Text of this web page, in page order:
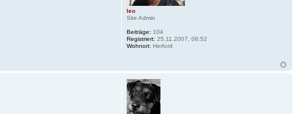
leo
Site Admin
Beiträge: 104
Registriert: 25.11.2007, 06:52
Wohnort: Herford